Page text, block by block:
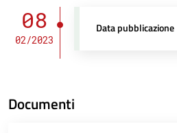
08
02/2023
Data pubblicazione
Documenti